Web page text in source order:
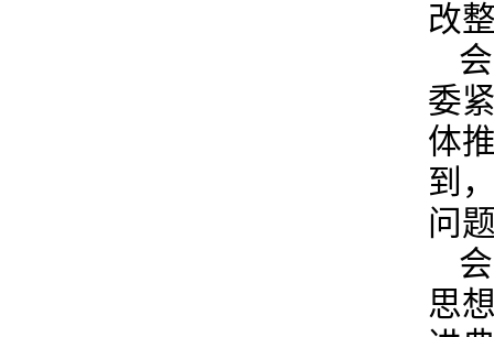
改
委
体
到
问
思